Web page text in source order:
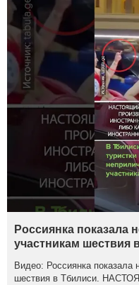
Россиянка показала
участникам шествия
Видео: Россиянка показала
шествия в Тбилиси.